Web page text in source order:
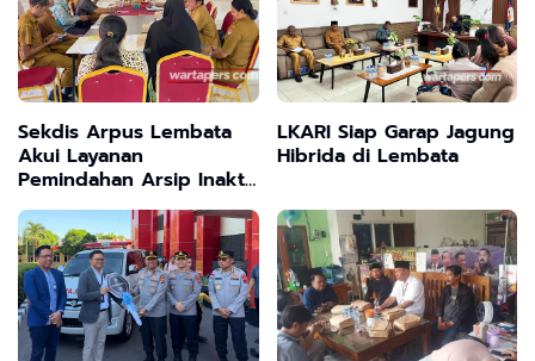
Sekdis Arpus Lembata
Akui Layanan
Pemindahan Arsip Inaktif
Belum Maksimal, Kendala
Utama Tiadanya Depo
dan Anggaran Pelatihan
LKARI Siap Garap Jagung
Hibrida di Lembata